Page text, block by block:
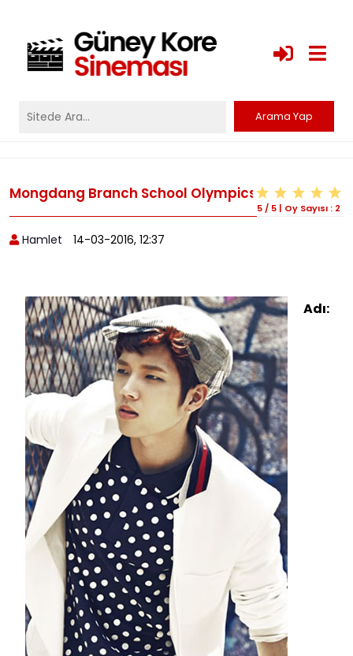
Mongdang Branch School Olympics
5/ 5| Oy Sayısı : 2
Hamlet 14-03-2016, 12:37
Adı: